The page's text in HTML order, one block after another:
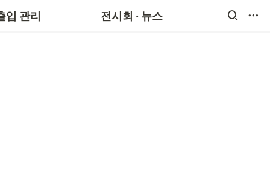
입 관리 전시회 · 뉴스